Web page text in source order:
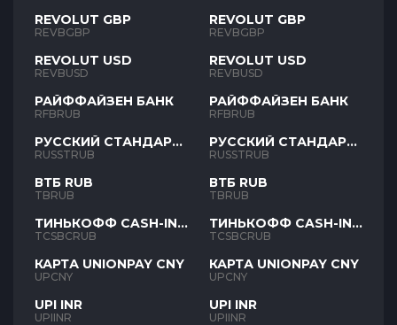
REVOLUT GBP
REVBGBP
REVOLUT USD
REVBUSD
РАЙФФАЙЗЕН БАНК
RFBRUB
РУССКИЙ СТАНДАРТ
RUB
RUSSTRUB
ВТБ RUB
TBRUB
ТИНЬКОФФ CASH-IN
RUB
TCSBCRUB
КАРТА UNIONPAY CNY
UPCNY
UPI INR
UPIINR
REVOLUT GBP
REVBGBP
REVOLUT USD
REVBUSD
РАЙФФАЙЗЕН БАНК
RFBRUB
РУССКИЙ СТАНДАРТ
RUB
RUSSTRUB
ВТБ RUB
TBRUB
ТИНЬКОФФ CASH-IN
RUB
TCSBCRUB
КАРТА UNIONPAY CNY
UPCNY
UPI INR
UPIINR